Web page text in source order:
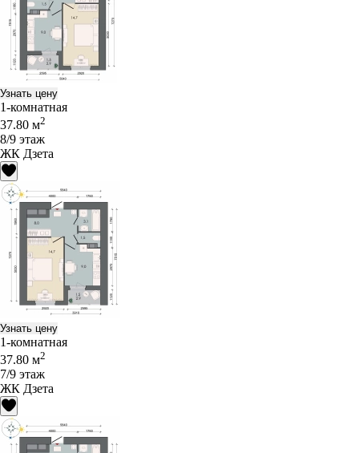
Узнать цену
1-комнатная
37.80 м2
8/9 этаж
ЖК Дзета
Узнать цену
1-комнатная
37.80 м2
7/9 этаж
ЖК Дзета